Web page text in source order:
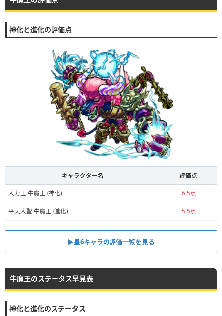
神化と進化の評価点
キャラクター名 評価点
大力王 牛魔王 (神化) 6.5点
平天大聖 牛魔王 (進化) 5.5点
▶星6キャラの評価一覧を見る
牛魔王のステータス早見表
神化と進化のステータス